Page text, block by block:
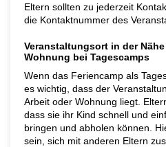
Eltern sollten zu jederzeit
die Kontaktnummer des
Veranstaltungsort in der
Wohnung bei Tagescamps
Wenn das Feriencamp als
es wichtig, dass der
Arbeit oder Wohnung liegt.
dass sie ihr Kind schnell und
bringen und abholen können.
sein, sich mit anderen Eltern